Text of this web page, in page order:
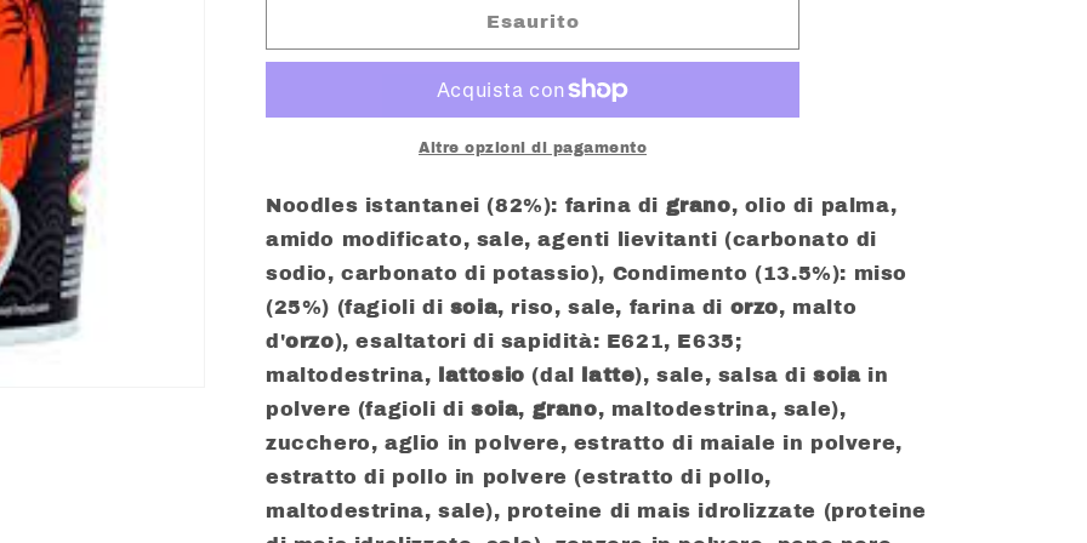
MISO
66
OYAKATA
MISO
GR.
66
Esaurito
Altre opzioni di pagamento
Noodles istantanei (82%): farina di grano, olio di palma,
amido modificato, sale, agenti lievitanti (carbonato di
sodio, carbonato di potassio), Condimento (13.5%): miso
(25%) (fagioli di soia, riso, sale, farina di orzo, malto
d'orzo), esaltatori di sapidità: E621, E635;
maltodestrina,
lattosio (dal latte), sale, salsa di soia in
polvere (fagioli di soia, grano, maltodestrina, sale),
zucchero, aglio in polvere, estratto di maiale in polvere,
estratto di pollo in polvere (estratto di pollo,
maltodestrina, sale), proteine di mais idrolizzate (proteine